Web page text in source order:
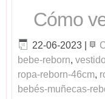
Cómo
22-06-2023
bebe-reborn,
ropa-reborn-46cm,
bebés-muñecas-